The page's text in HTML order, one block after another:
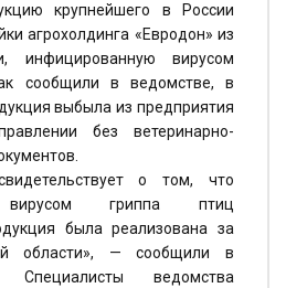
крупнейшего в России
агрохолдинга «Евродон» из
инфицированную вирусом
сообщили в ведомстве, в
выбыла из предприятия
без ветеринарно-
о том, что
вирусом гриппа птиц
была реализована за
области», — сообщили в
Специалисты ведомства